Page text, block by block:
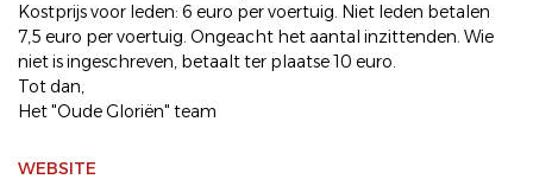
Kostprijs voor leden: 6 euro per voertuig. Niet leden betalen
7,5 euro per voertuig. Ongeacht het aantal inzittenden. Wie
niet is ingeschreven, betaalt ter plaatse 10 euro.
Tot dan,
Het "Oude Gloriën" team
WEBSITE